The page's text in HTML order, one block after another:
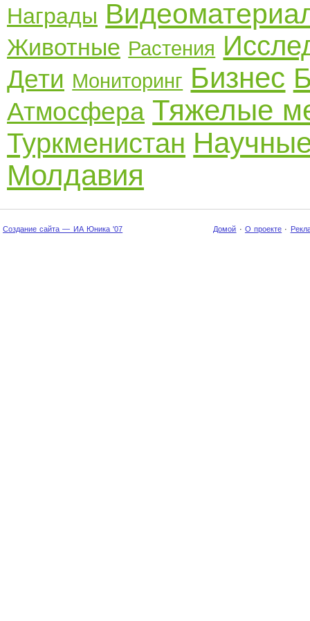
Награды
Животные Растения
Дети Мониторинг Бизнес
Атмосфера Тяжелые
Туркменистан
Молдавия
Создание сайта — ИА Юника '07 Домой · О проекте ·